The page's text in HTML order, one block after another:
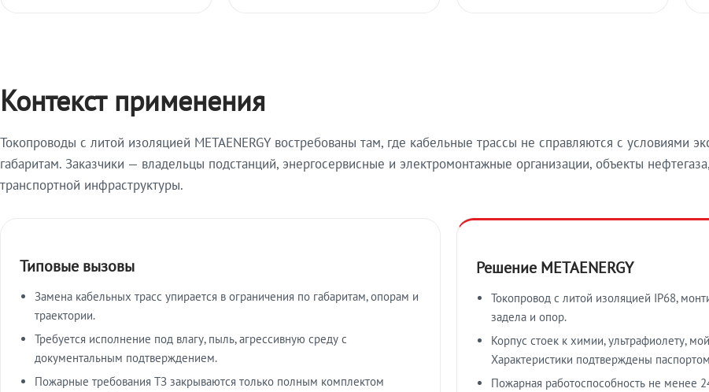
Контекст применения
Токопроводы с литой изоляцией METAENERGY востребованы там, где кабельные трассы не справляются с условиями
габаритам. Заказчики — владельцы подстанций, энергосервисные и электромонтажные организации, объекты
транспортной инфраструктуры.
Типовые вызовы
Замена кабельных трасс упирается в ограничения по габаритам, опорам и
траектории.
Требуется исполнение под влагу, пыль, агрессивную среду с
документальным подтверждением.
Пожарные требования ТЗ закрываются только полным комплектом
Решение METAENERGY
Токопровод с литой изоляцией IP68,
задела и опор.
Корпус стоек к химии, ультрафиолету,
Характеристики подтверждены
Пожарная работоспособность не менее